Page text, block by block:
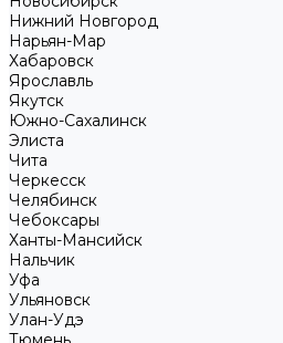
Нижний Новгород
Нарьян-Мар
Хабаровск
Ярославль
Якутск
Южно-Сахалинск
Элиста
Чита
Черкесск
Челябинск
Чебоксары
Ханты-Мансийск
Нальчик
Уфа
Ульяновск
Улан-Удэ